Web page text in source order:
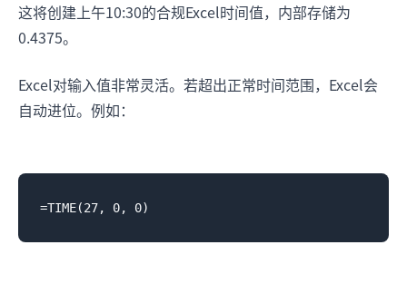
这将创建上午10:30的合规Excel时间值，内部存储为
0.4375。
Excel对输入值非常灵活。若超出正常时间范围，Excel会
自动进位。例如：